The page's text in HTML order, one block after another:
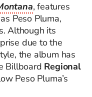
, features
Peso Pluma,
Although its
due to the
the album has
Billboard Regional
Peso Pluma’s